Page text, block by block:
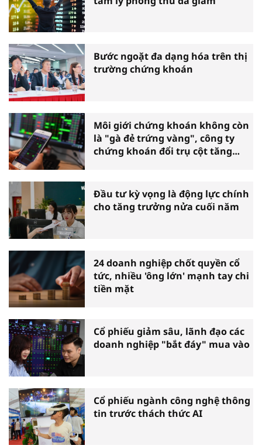
Bước ngoặt đa dạng hóa trên thị
trường chứng khoán
Môi giới chứng khoán không còn
là "gà đẻ trứng vàng", công ty
chứng khoán đổi trụ cột tăng
Đầu tư kỳ vọng là động lực chính
cho tăng trưởng nửa cuối năm
24 doanh nghiệp chốt quyền cổ
tức, nhiều 'ông lớn' mạnh tay chi
tiền mặt
Cổ phiếu giảm sâu, lãnh đạo các
doanh nghiệp "bắt đáy" mua vào
Cổ phiếu ngành công nghệ thông
tin trước thách thức AI